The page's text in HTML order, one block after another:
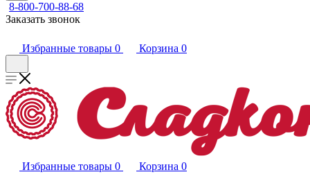
8-800-700-88-68
Заказать звонок
Избранные товары 0 Корзина 0
Избранные товары 0 Корзина 0